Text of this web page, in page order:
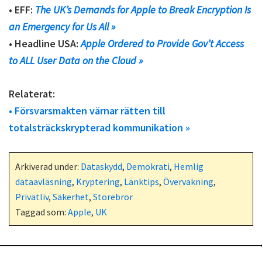
• EFF: The UK’s Demands for Apple to Break Encryption Is
an Emergency for Us All »
• Headline USA:Apple Ordered to Provide Gov’t Access
to ALL User Data on the Cloud »
Relaterat:
• Försvarsmakten värnar rätten till
totalsträckskrypterad kommunikation »
Arkiverad under: Dataskydd, Demokrati, Hemlig
dataavläsning, Kryptering, Länktips, Övervakning,
Privatliv, Säkerhet, Storebror
Taggad som: Apple, UK